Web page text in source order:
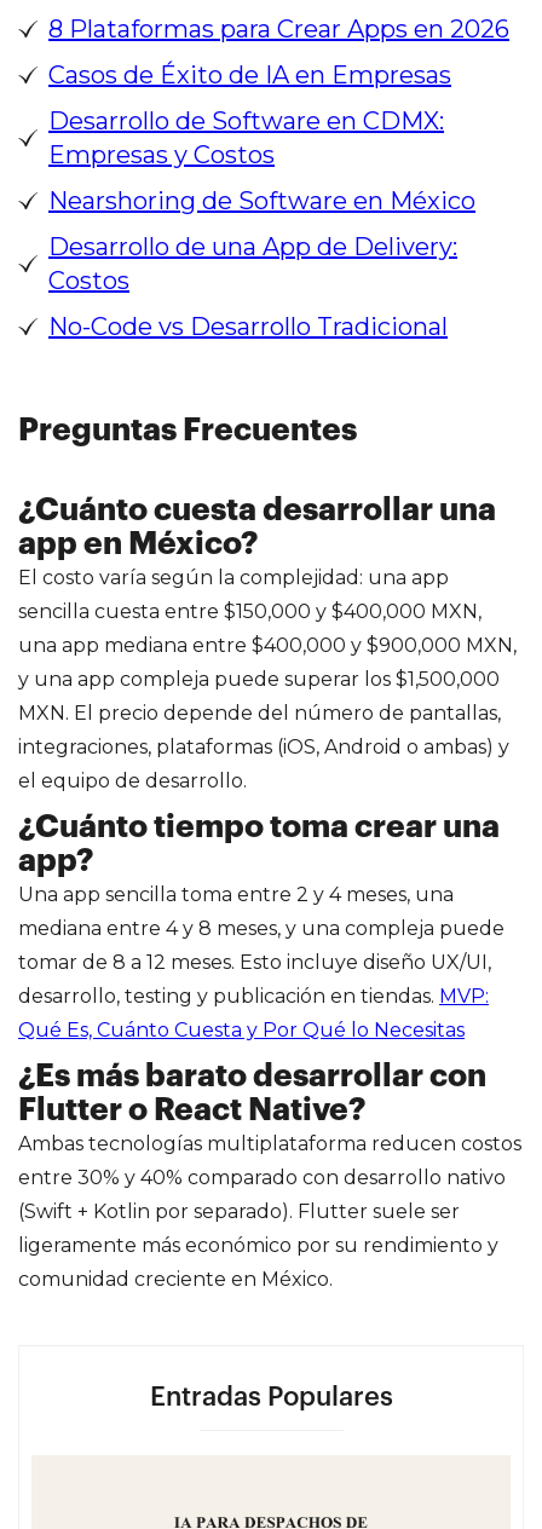
8 Plataformas para Crear Apps en 2026
Casos de Éxito de IA en Empresas
Desarrollo de Software en CDMX:
Empresas y Costos
Nearshoring de Software en México
Desarrollo de una App de Delivery:
Costos
No-Code vs Desarrollo Tradicional
Preguntas Frecuentes
¿Cuánto cuesta desarrollar una
app en México?
El costo varía según la complejidad: una app
sencilla cuesta entre $150,000 y $400,000 MXN,
una app mediana entre $400,000 y $900,000 MXN,
y una app compleja puede superar los $1,500,000
MXN. El precio depende del número de pantallas,
integraciones, plataformas (iOS, Android o ambas) y
el equipo de desarrollo.
¿Cuánto tiempo toma crear una
app?
Una app sencilla toma entre 2 y 4 meses, una
mediana entre 4 y 8 meses, y una compleja puede
tomar de 8 a 12 meses. Esto incluye diseño UX/UI,
desarrollo, testing y publicación en tiendas. MVP:
Qué Es, Cuánto Cuesta y Por Qué lo Necesitas
¿Es más barato desarrollar con
Flutter o React Native?
Ambas tecnologías multiplataforma reducen costos
entre 30% y 40% comparado con desarrollo nativo
(Swift + Kotlin por separado). Flutter suele ser
ligeramente más económico por su rendimiento y
comunidad creciente en México.
Entradas Populares